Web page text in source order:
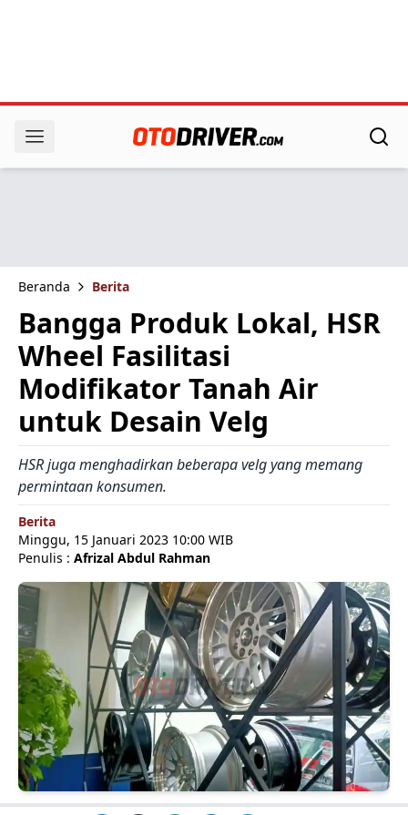
Beranda Berita
Bangga Produk Lokal, HSR
Wheel Fasilitasi
Modifikator Tanah Air
untuk Desain Velg
HSR juga menghadirkan beberapa velg yang memang
permintaan konsumen.
Berita
Minggu, 15 Januari 2023 10:00 WIB
Penulis : Afrizal Abdul Rahman